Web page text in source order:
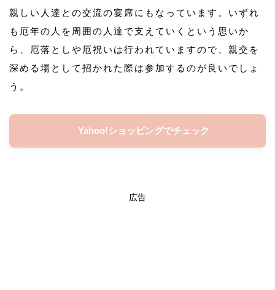
親しい人達との交流の宴席にもなっています。いずれ
も厄年の人を周囲の人達で支えていくという思いか
ら、厄落としや厄祝いは行われていますので、親交を
深める場として招かれた際は参加するのが良いでしょ
う。
Yahoo!ショッピングでチェック
広告